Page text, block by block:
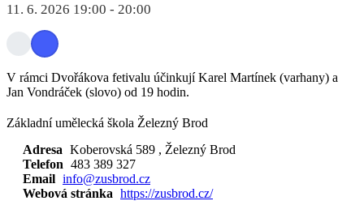
11. 6. 2026 19:00 - 20:00
V rámci Dvořákova fetivalu účinkují Karel Martínek (varhany) a
Jan Vondráček (slovo) od 19 hodin.
Základní umělecká škola Železný Brod
Adresa Koberovská 589 , Železný Brod
Telefon 483 389 327
Email info@zusbrod.cz
Webová stránka https://zusbrod.cz/